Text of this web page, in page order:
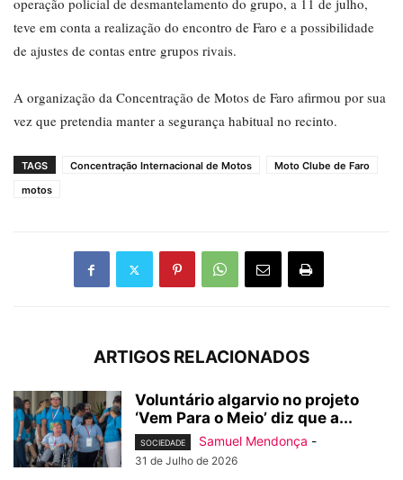
operação policial de desmantelamento do grupo, a 11 de julho,
teve em conta a realização do encontro de Faro e a possibilidade
de ajustes de contas entre grupos rivais.
A organização da Concentração de Motos de Faro afirmou por sua
vez que pretendia manter a segurança habitual no recinto.
TAGS Concentração Internacional de Motos
Moto Clube de Faro
motos
ARTIGOS RELACIONADOS
Voluntário algarvio no projeto
‘Vem Para o Meio’ diz que a...
SOCIEDADE Samuel Mendonça -
31 de Julho de 2026